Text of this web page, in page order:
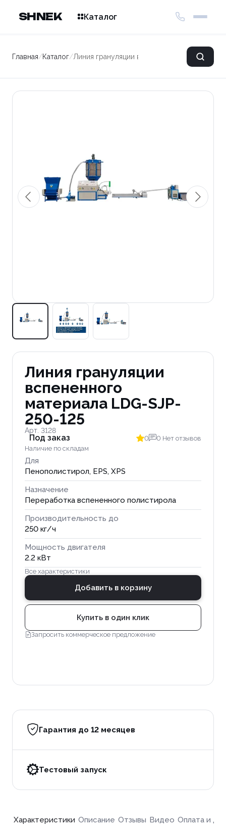
SHNEK Каталог
Главная/Каталог/Линия грануляции вспененного материала
Линия грануляции
вспененного
материала LDG-SJP-
250-125
Арт. 3128
Под заказ
Наличие по складам
0 0 Нет отзывов
Для
Пенополистирол, EPS, XPS
Назначение
Переработка вспененного полистирола
Производительность до
250 кг/ч
Мощность двигателя
2.2 кВт
Все характеристики
Добавить в корзину
Купить в один клик
Запросить коммерческое предложение
Гарантия до 12 месяцев
Тестовый запуск
Характеристики Описание Отзывы Видео Оплата и